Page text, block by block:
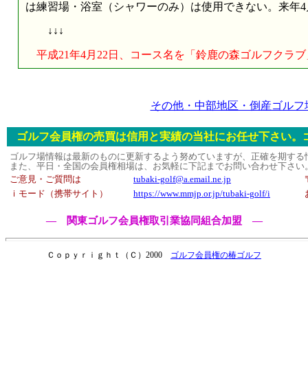
は練習場・浴室（シャワーのみ）は使用できない。来年
↓↓↓
平成21年4月22日、コース名を「鈴鹿の森ゴルフクラ
その他・中部地区・倒産ゴル
ゴルフ会員権の売買は信用と実績の当社にお任せ下さい
ゴルフ場情報は最新のものに更新するよう努めていますが、正確を期す
また、平日・全国の会員権相場は、お気軽に下記までお問い合わせ下さい
ご意見・ご質問は tubaki-golf@a.email.ne.jp
ｉモード（携帯サイト）
https://www.mmjp.or.jp/tubaki-golf/i
― 関東ゴルフ会員権取引業協同組合加盟 ―
Ｃｏｐｙｒｉｇｈｔ（Ｃ）2000 ゴルフ会員権の椿ゴルフ